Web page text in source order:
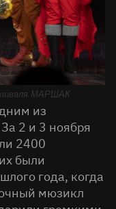
МАРШАК
из
2 и 3 ноября
2400
были
года, когда
мюзикл